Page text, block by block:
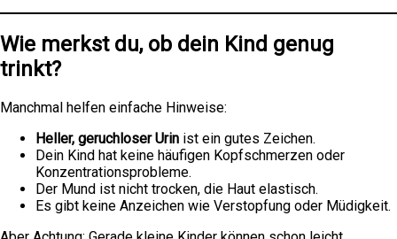
Wie merkst du, ob dein Kind genug
trinkt?
Manchmal helfen einfache Hinweise:
Heller, geruchloser Urin ist ein gutes Zeichen.
Dein Kind hat keine häufigen Kopfschmerzen oder
Konzentrationsprobleme.
Der Mund ist nicht trocken, die Haut elastisch.
Es gibt keine Anzeichen wie Verstopfung oder Müdigkeit.